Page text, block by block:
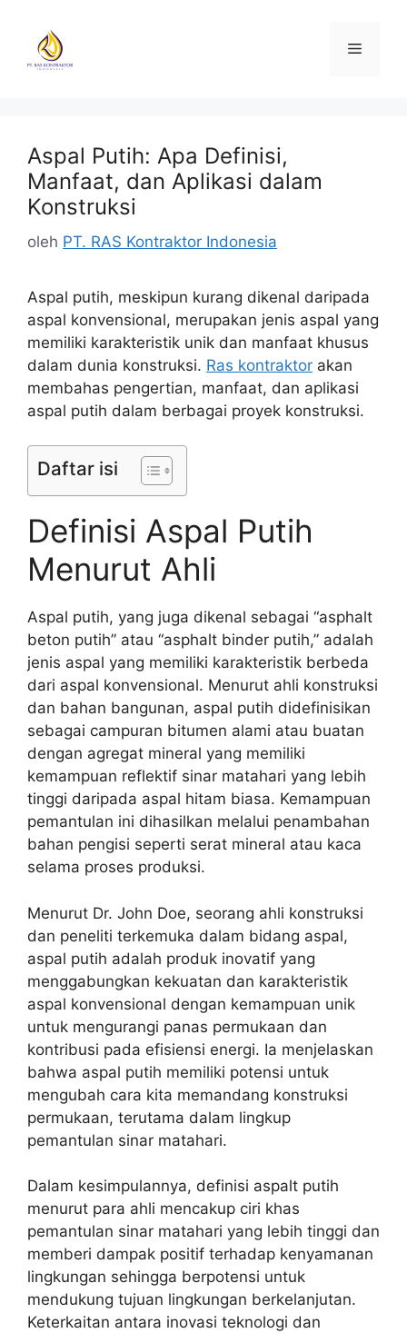
Menu
Aspal Putih: Apa Definisi,
Manfaat, dan Aplikasi dalam
Konstruksi
oleh PT. RAS Kontraktor Indonesia
Aspal putih, meskipun kurang dikenal daripada
aspal konvensional, merupakan jenis aspal yang
memiliki karakteristik unik dan manfaat khusus
dalam dunia konstruksi. Ras kontraktor akan
membahas pengertian, manfaat, dan aplikasi
aspal putih dalam berbagai proyek konstruksi.
Daftar isi
Definisi Aspal Putih
Menurut Ahli
Aspal putih, yang juga dikenal sebagai “asphalt
beton putih” atau “asphalt binder putih,” adalah
jenis aspal yang memiliki karakteristik berbeda
dari aspal konvensional. Menurut ahli konstruksi
dan bahan bangunan, aspal putih didefinisikan
sebagai campuran bitumen alami atau buatan
dengan agregat mineral yang memiliki
kemampuan reflektif sinar matahari yang lebih
tinggi daripada aspal hitam biasa. Kemampuan
pemantulan ini dihasilkan melalui penambahan
bahan pengisi seperti serat mineral atau kaca
selama proses produksi.
Menurut Dr. John Doe, seorang ahli konstruksi
dan peneliti terkemuka dalam bidang aspal,
aspal putih adalah produk inovatif yang
menggabungkan kekuatan dan karakteristik
aspal konvensional dengan kemampuan unik
untuk mengurangi panas permukaan dan
kontribusi pada efisiensi energi. Ia menjelaskan
bahwa aspal putih memiliki potensi untuk
mengubah cara kita memandang konstruksi
permukaan, terutama dalam lingkup
pemantulan sinar matahari.
Dalam kesimpulannya, definisi aspalt putih
menurut para ahli mencakup ciri khas
pemantulan sinar matahari yang lebih tinggi dan
memberi dampak positif terhadap kenyamanan
lingkungan sehingga berpotensi untuk
mendukung tujuan lingkungan berkelanjutan.
Keterkaitan antara inovasi teknologi dan